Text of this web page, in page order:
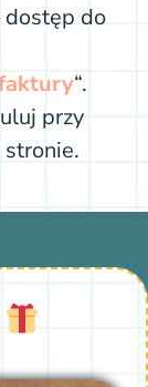
dostęp do
“.
przy